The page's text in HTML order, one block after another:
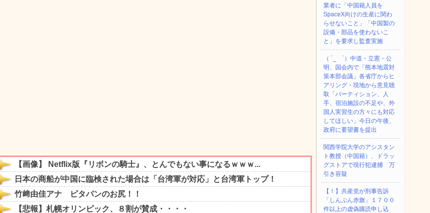
業者に「中国籍人員を
SpaceX向けの生産に関わ
らせないこと」「中国製の
設備・部品を使わないこ
と」を要求し監査実施
（ ´_ゝ`）中道・立憲・公
明、国会内で「熊本地震対
策本部会議」各省庁からヒ
アリング・現地から意見聴
取「パーティション、人
手、宿泊施設の不足や、外
国人実習生の方々にも対応
してほしい」今日の午後、
政府に要望書を提出
関西学院大学のアシスタン
ト教授（中国籍）、ドラッ
グストアで現行犯逮捕 万
引き容疑
【！】共産党が刑事告訴
「しんぶん赤旗」１７００
件以上の虚偽購読申し込